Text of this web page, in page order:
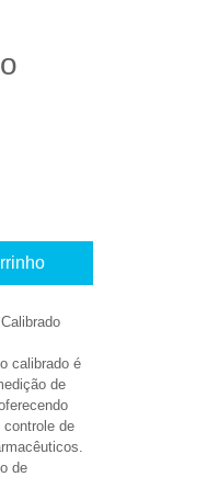
calibrado é
de
controle de
de